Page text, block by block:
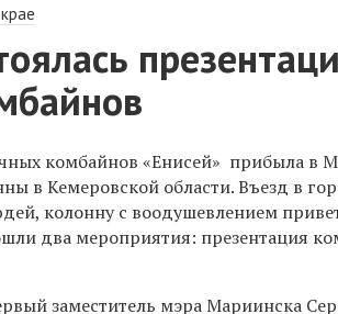
комбайнов «Енисей» прибыла в
в Кемеровской области. Въезд в
колонну с воодушевлением
два мероприятия: презентация
заместитель мэра Мариинска